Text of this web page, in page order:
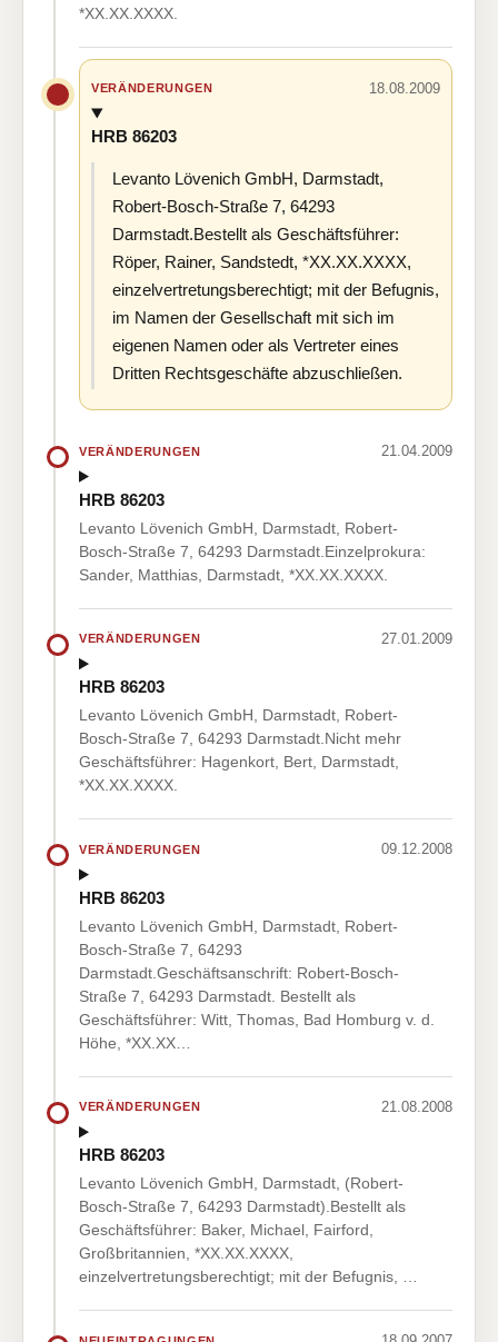
*XX.XX.XXXX.
VERÄNDERUNGEN 18.08.2009
HRB 86203
Levanto Lövenich GmbH, Darmstadt,
Robert-Bosch-Straße 7, 64293
Darmstadt.Bestellt als Geschäftsführer:
Röper, Rainer, Sandstedt, *XX.XX.XXXX,
einzelvertretungsberechtigt; mit der Befugnis,
im Namen der Gesellschaft mit sich im
eigenen Namen oder als Vertreter eines
Dritten Rechtsgeschäfte abzuschließen.
VERÄNDERUNGEN 21.04.2009
HRB 86203
Levanto Lövenich GmbH, Darmstadt, Robert-
Bosch-Straße 7, 64293 Darmstadt.Einzelprokura:
Sander, Matthias, Darmstadt, *XX.XX.XXXX.
VERÄNDERUNGEN 27.01.2009
HRB 86203
Levanto Lövenich GmbH, Darmstadt, Robert-
Bosch-Straße 7, 64293 Darmstadt.Nicht mehr
Geschäftsführer: Hagenkort, Bert, Darmstadt,
*XX.XX.XXXX.
VERÄNDERUNGEN 09.12.2008
HRB 86203
Levanto Lövenich GmbH, Darmstadt, Robert-
Bosch-Straße 7, 64293
Darmstadt.Geschäftsanschrift: Robert-Bosch-
Straße 7, 64293 Darmstadt. Bestellt als
Geschäftsführer: Witt, Thomas, Bad Homburg v. d.
Höhe, *XX.XX…
VERÄNDERUNGEN 21.08.2008
HRB 86203
Levanto Lövenich GmbH, Darmstadt, (Robert-
Bosch-Straße 7, 64293 Darmstadt).Bestellt als
Geschäftsführer: Baker, Michael, Fairford,
Großbritannien, *XX.XX.XXXX,
einzelvertretungsberechtigt; mit der Befugnis, …